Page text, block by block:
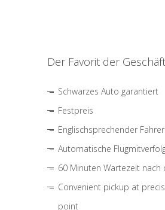
Der Favorit der
Schwarzes Auto garantiert
Festpreis
Englischsprechender Fahrer
Automatische
60 Minuten Wartezeit nach
Convenient pickup at
point